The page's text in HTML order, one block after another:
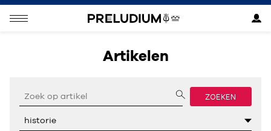
Artikelen
ZOEKEN